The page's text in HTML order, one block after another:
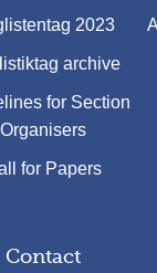
2023
archive
for Section
Organisers
for Papers
Contact